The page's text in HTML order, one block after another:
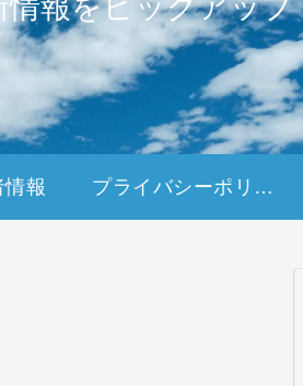
報をピックアップ
情報 プライバシーポリシー